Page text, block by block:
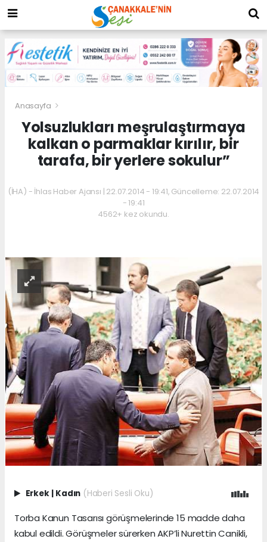
Anasayfa
Yolsuzlukları meşrulaştırmaya
kalkan o parmaklar kırılır, bir
tarafa, bir yerlere sokulur”
(İHA) - İhlas Haber Ajansı | 22.07.2014 - 19:41, Güncelleme: 22.07.2014
- 19:41
4562+ kez okundu.
Erkek Kadın (Haberi Sesli Oku)
Torba Kanun Tasarısı görüşmelerinde 15 madde daha
kabul edildi. Görüşmeler sürerken AKP’li Nurettin Canikli,